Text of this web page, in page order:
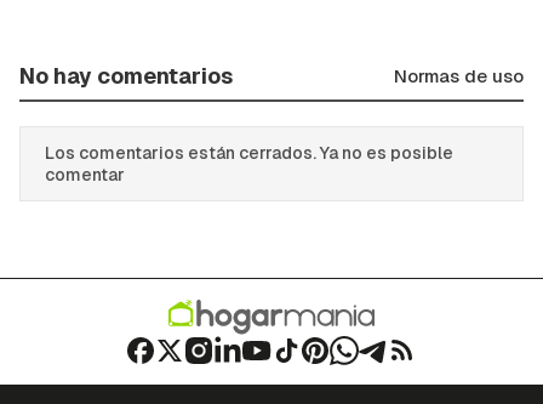
No hay comentarios Normas de uso
Los comentarios están cerrados. Ya no es posible
comentar